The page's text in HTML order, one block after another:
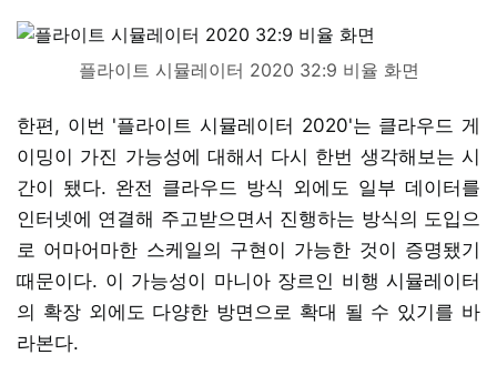
플라이트 시뮬레이터 2020 32:9 비율 화면
한편, 이번 '플라이트 시뮬레이터 2020'는 클라우드 게
이밍이 가진 가능성에 대해서 다시 한번 생각해보는 시
간이 됐다. 완전 클라우드 방식 외에도 일부 데이터를
인터넷에 연결해 주고받으면서 진행하는 방식의 도입으
로 어마어마한 스케일의 구현이 가능한 것이 증명됐기
때문이다. 이 가능성이 마니아 장르인 비행 시뮬레이터
의 확장 외에도 다양한 방면으로 확대 될 수 있기를 바
라본다.